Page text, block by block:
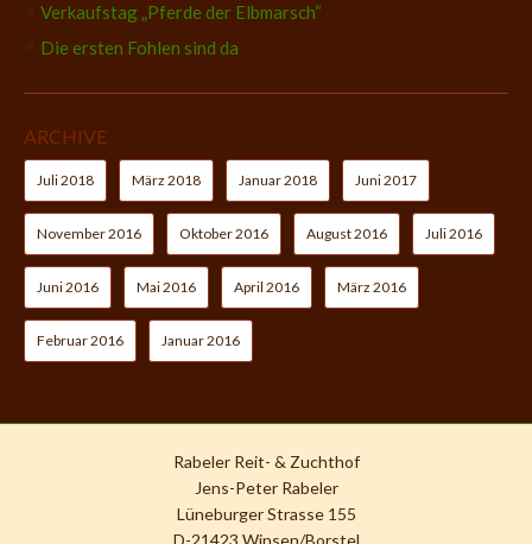
Verkaufstag „Pferde der Elbmarsch“
Die ersten Fohlen sind da
ARCHIVE
Juli 2018 März 2018 Januar 2018 Juni 2017
November 2016 Oktober 2016 August 2016 Juli 2016
Juni 2016 Mai 2016 April 2016 März 2016
Februar 2016 Januar 2016
Rabeler Reit- & Zuchthof
Jens-Peter Rabeler
Lüneburger Strasse 155